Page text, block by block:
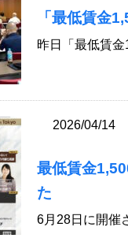
「最低賃金
昨日「最低賃
2026/04/14
最低賃金
た
6月28日に開催